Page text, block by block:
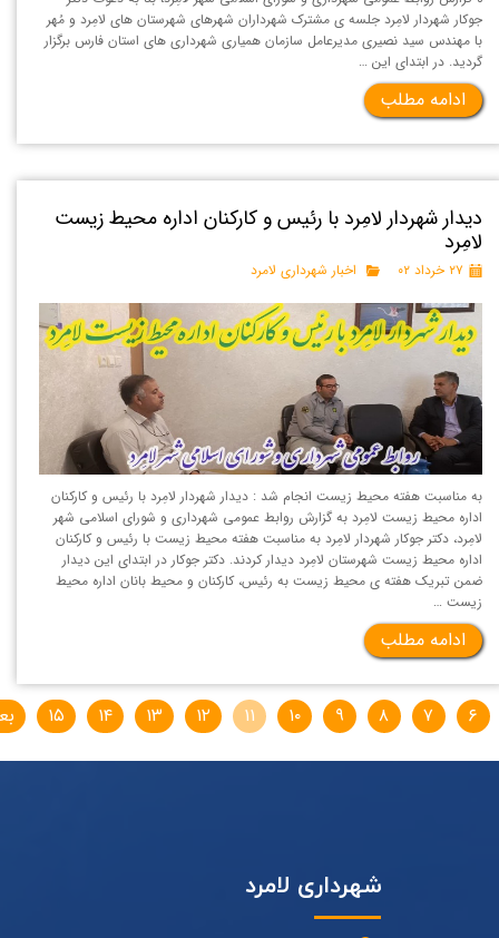
جوکار شهردار لامِرد جلسه ی مشترک شهرداران شهرهای شهرستان های لامِرد و مُهر
با مهندس سید نصیری مدیرعامل سازمان همیاری شهرداری های استان فارس برگزار
گردید. در ابتدای این …
ادامه مطلب
دیدار شهردار لامِرد با رئیس و کارکنان اداره محیط زیست
لامِرد
۲۷ خرداد ۰۲ اخبار شهرداری لامرد
به مناسبت هفته محیط زیست انجام شد : دیدار شهردار لامِرد با رئیس و کارکنان
اداره محیط زیست لامِرد به گزارش روابط عمومی شهرداری و شورای اسلامی شهر
لامِرد، دکتر جوکار شهردار لامِرد به مناسبت هفته محیط زیست با رئیس و کارکنان
اداره محیط زیست شهرستان لامِرد دیدار کردند. دکتر جوکار در ابتدای این دیدار
ضمن تبریک هفته ی محیط زیست به رئیس، کارکنان و محیط بانان اداره محیط
زیست …
ادامه مطلب
۶ ۷ ۸ ۹ ۱۰ ۱۱ ۱۲ ۱۳ ۱۴ ۱۵
شهرداری لامرد